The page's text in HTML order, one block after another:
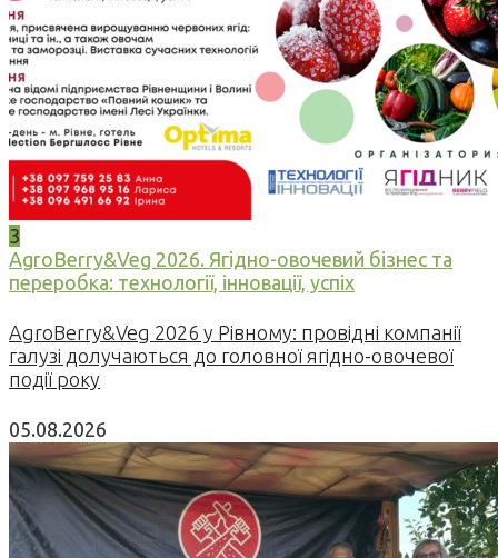
3
AgroBerry&Veg 2026. Ягідно-овочевий бізнес та
переробка: технології, інновації, успіх
AgroBerry&Veg 2026 у Рівному: провідні компанії
галузі долучаються до головної ягідно-овочевої
події року
05.08.2026